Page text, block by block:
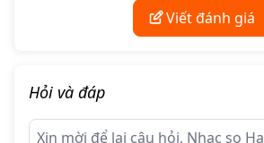
2. Thông Số Kỹ Thuật Cơ Bản
Viết đánh giá
Hỏi và đáp